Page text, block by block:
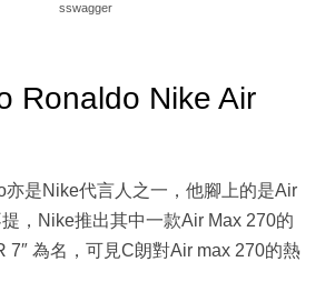
sswagger
Ronaldo Nike Air
是Nike代言人之一，他腳上的是Air
，Nike推出其中一款Air Max 270的
7″ 為名，可見C朗對Air max 270的熱